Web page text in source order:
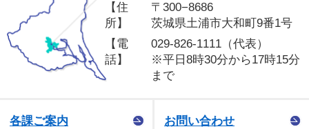
【住
所】
〒300−8686
茨城県土浦市大和町9番1号
【電
話】
029-826-1111（代表）
※平日8時30分から17時15分
まで
各課ご案内 お問い合わせ